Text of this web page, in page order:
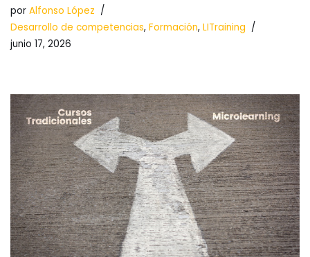
por Alfonso López
Desarrollo de competencias, Formación, LITraining
junio 17, 2026